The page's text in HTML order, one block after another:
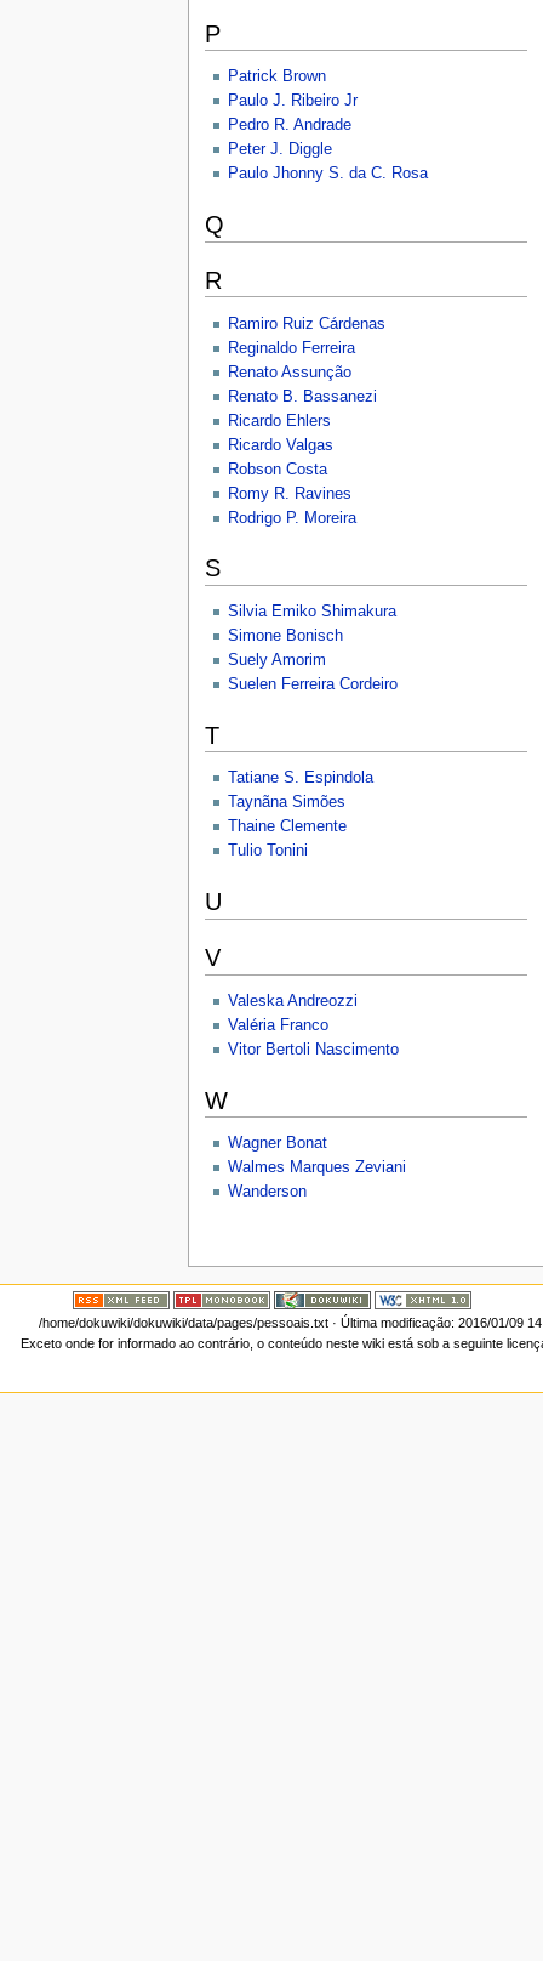
P
Patrick Brown
Paulo J. Ribeiro Jr
Pedro R. Andrade
Peter J. Diggle
Paulo Jhonny S. da C. Rosa
Q
R
Ramiro Ruiz Cárdenas
Reginaldo Ferreira
Renato Assunção
Renato B. Bassanezi
Ricardo Ehlers
Ricardo Valgas
Robson Costa
Romy R. Ravines
Rodrigo P. Moreira
S
Silvia Emiko Shimakura
Simone Bonisch
Suely Amorim
Suelen Ferreira Cordeiro
T
Tatiane S. Espindola
Taynãna Simões
Thaine Clemente
Tulio Tonini
U
V
Valeska Andreozzi
Valéria Franco
Vitor Bertoli Nascimento
W
Wagner Bonat
Walmes Marques Zeviani
Wanderson
/home/dokuwiki/dokuwiki/data/pages/pessoais.txt· Última modificação: 2016/01/09
Exceto onde for informado ao contrário, o conteúdo neste wiki está sob a seguinte